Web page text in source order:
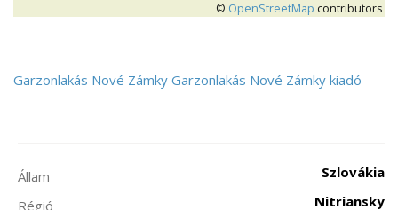
© OpenStreetMap contributors
Garzonlakás Nové Zámky Garzonlakás Nové Zámky kiadó
Állam
Szlovákia
Régió
Nitriansky